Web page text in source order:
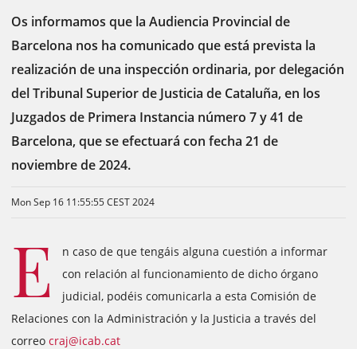
Os informamos que la Audiencia Provincial de
Barcelona nos ha comunicado que está prevista la
realización de una inspección ordinaria, por delegación
del Tribunal Superior de Justicia de Cataluña, en los
Juzgados de Primera Instancia número 7 y 41 de
Barcelona, ​​que se efectuará con fecha 21 de
noviembre de 2024.
Mon Sep 16 11:55:55 CEST 2024
E
n caso de que tengáis alguna cuestión a informar
con relación al funcionamiento de dicho órgano
judicial, podéis comunicarla a esta Comisión de
Relaciones con la Administración y la Justicia a través del
correo craj@icab.cat